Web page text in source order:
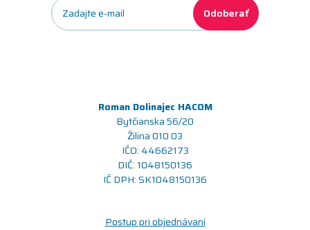
Odoberať
Roman Dolinajec HACOM
Bytčianska 56/20
Žilina 010 03
IČO: 44662173
DIČ: 1048150136
IČ DPH: SK1048150136
Postup pri objednávaní